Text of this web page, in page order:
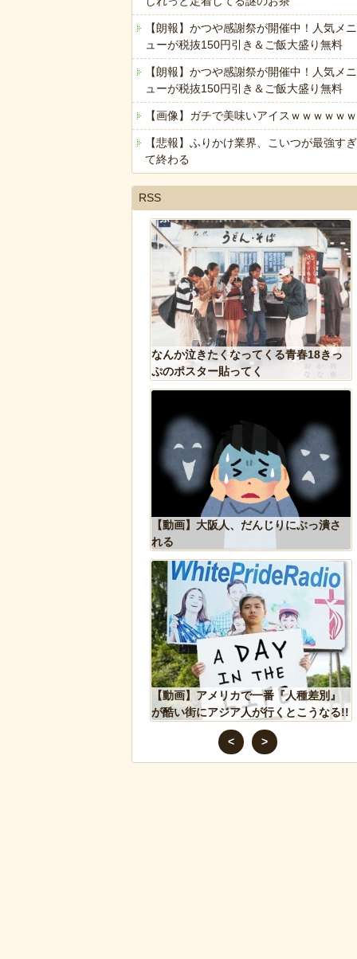
【朗報】かつや感謝祭が開催中！人気メニ
ューが税抜150円引き＆ご飯大盛り無料
【朗報】かつや感謝祭が開催中！人気メニ
ューが税抜150円引き＆ご飯大盛り無料
【画像】ガチで美味いアイスｗｗｗｗｗｗ
【悲報】ふりかけ業界、こいつが最強すぎ
て終わる
RSS
なんか泣きたくなってくる青春18きっ
ぷのポスター貼ってく
【動画】大阪人、だんじりにぶっ潰さ
れる
【動画】アメリカで一番『人種差別』
が酷い街にアジア人が行くとこうなる!!
< >